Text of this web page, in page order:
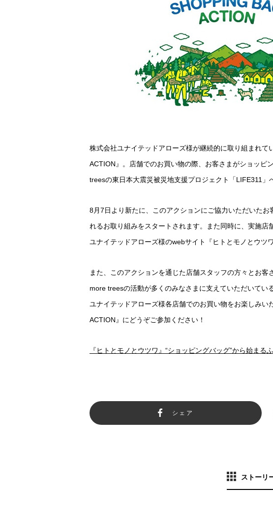
株式会社ユナイテッドアローズ様が継続的に取り組まれて
ACTION』。店舗でのお買い物の際、お客さまがショッピ
treesの東日本大震災被災地支援プロジェクト「LIFE311」
8月7日より新たに、このアクションにご協力いただいた
れるお取り組みをスタートされます。また同時に、実施店
ユナイテッドアローズ様のwebサイト『ヒトとモノとウツ
また、このアクションを通じた店舗スタッフの方々とお
more treesの活動が多くのみなさまに支えていただいてい
ユナイテッドアローズ様各店舗でのお買い物をお楽しみい
ACTION』にどうぞご参加ください！
『ヒトとモノとウツワ』“ショッピングバッグ”から始まる
シェア
ストーリ